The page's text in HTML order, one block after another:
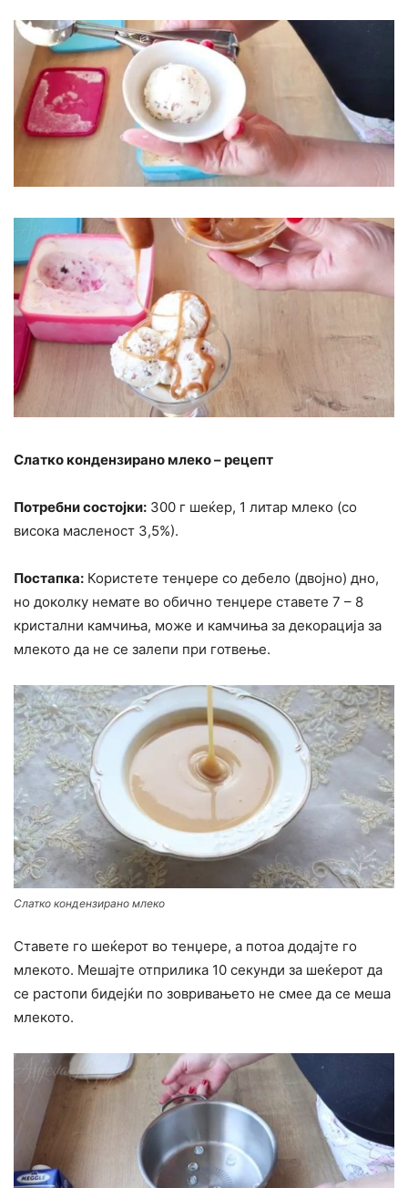
Слатко кондензирано млеко – рецепт
Потребни состојки: 300 г шеќер, 1 литар млеко (со
висока масленост 3,5%).
Постапка: Користете тенџере со дебело (двојно) дно,
но доколку немате во обично тенџере ставете 7 – 8
кристални камчиња, може и камчиња за декорација за
млекото да не се залепи при готвење.
Слатко кондензирано млеко
Ставете го шеќерот во тенџере, а потоа додајте го
млекото. Мешајте отприлика 10 секунди за шеќерот да
се растопи бидејќи по зовривањето не смее да се меша
млекото.